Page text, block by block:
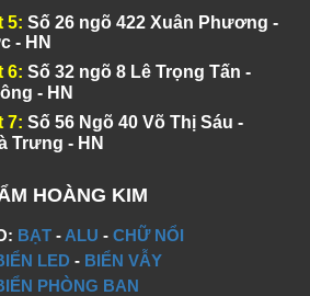
5: Số 26 ngõ 422 Xuân Phương -
- HN
6: Số 32 ngõ 8 Lê Trọng Tấn -
- HN
7: Số 56 Ngõ 40 Võ Thị Sáu -
Trưng - HN
HOÀNG KIM
BẠT - ALU - CHỮ NỔI
LED - BIỂN VẪY
PHÒNG BAN